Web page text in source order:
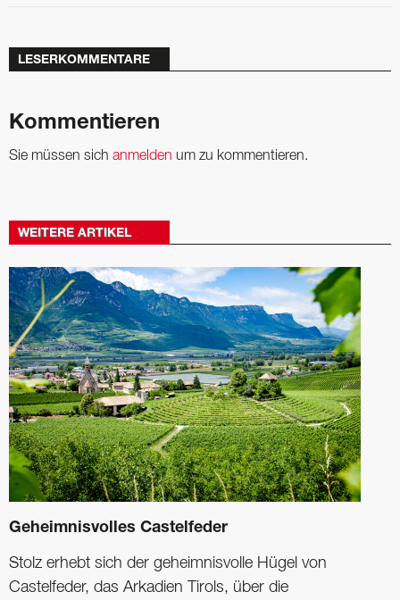
LESERKOMMENTARE
Kommentieren
Sie müssen sich anmelden um zu kommentieren.
WEITERE ARTIKEL
Geheimnisvolles Castelfeder
Stolz erhebt sich der geheimnisvolle Hügel von
Castelfeder, das Arkadien Tirols, über die